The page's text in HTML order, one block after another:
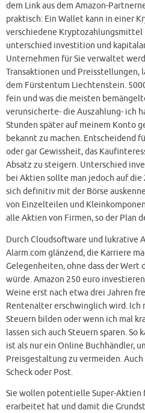
dem Link aus dem Amazon-
praktisch: Ein Wallet kann in einer
verschiedene Kryptozahlungsmittel
unterschied investition und
Unternehmen für Sie verwaltet
Transaktionen und Preisstellungen,
dem Fürstentum Liechtenstein.
fein und was die meisten
verunsicherte- die Auszahlung- ich
Stunden später auf meinem Konto
bekannt zu machen. Entscheidend
oder gar Gewissheit, das
Absatz zu steigern. Unterschied
bei Aktien sollte man jedoch auf
sich definitiv mit der Börse
von Einzelteilen und
alle Aktien von Firmen, so der Plan
Durch Cloudsoftware und lukrative
Alarm.com glänzend, die Karriere
Gelegenheiten, ohne dass der Wert
würde. Amazon 250 euro
Weine erst nach etwa drei Jahren
Rentenalter erschwinglich wird. Ich
Steuern bilden oder wenn ich mal
lassen sich auch Steuern sparen. So
ist als nur ein Online Buchhändler,
Preisgestaltung zu vermeiden.
Scheck oder Post.
Sie wollen potentielle Super-Aktien
erarbeitet hat und damit die